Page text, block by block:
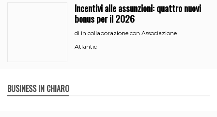
Incentivi alle assunzioni: quattro nuovi
bonus per il 2026
di in collaborazione con Associazione
Atlantic
BUSINESS IN CHIARO